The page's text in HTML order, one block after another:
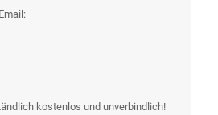
kostenlos und unverbindlich!